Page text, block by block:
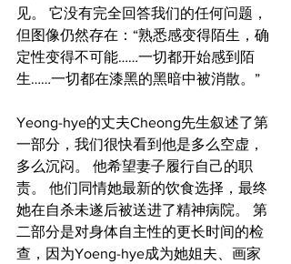
见。 它没有完全回答我们的任何问题，
但图像仍然存在：“熟悉感变得陌生，确
定性变得不可能……一切都开始感到陌
生……一切都在漆黑的黑暗中被消散。”
Yeong-hye的丈夫Cheong先生叙述了第
一部分，我们很快看到他是多么空虚，
多么沉闷。 他希望妻子履行自己的职
责。 他们同情她最新的饮食选择，最终
她在自杀未遂后被送进了精神病院。 第
二部分是对身体自主性的更长时间的检
查，因为Yoeng-hye成为她姐夫、画家